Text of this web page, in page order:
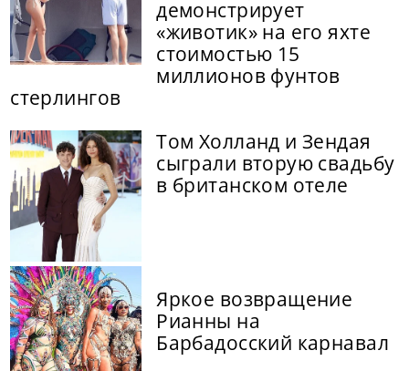
демонстрирует
«животик» на его яхте
стоимостью 15
миллионов фунтов
стерлингов
Том Холланд и Зендая
сыграли вторую свадьбу
в британском отеле
Яркое возвращение
Рианны на
Барбадосский карнавал